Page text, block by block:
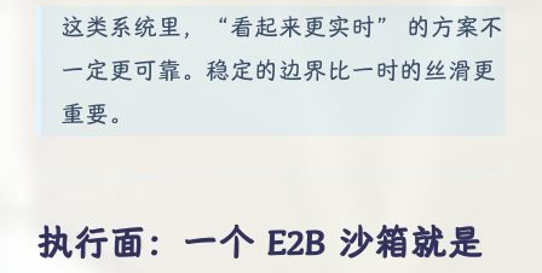
这类系统里，“看起来更实时” 的方案不
一定更可靠。稳定的边界比一时的丝滑更
重要。
执行面：一个 E2B 沙箱就是